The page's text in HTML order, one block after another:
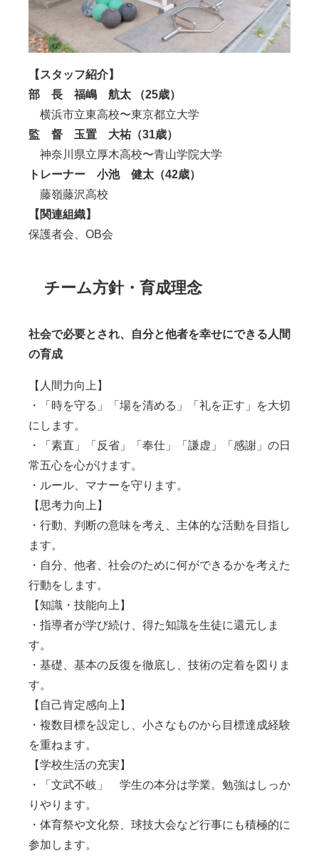
【スタッフ紹介】
部 長 福嶋 航太 （25歳）
横浜市立東高校〜東京都立大学
監 督 玉置 大祐（31歳）
神奈川県立厚木高校〜青山学院大学
トレーナー 小池 健太（42歳）
藤嶺藤沢高校
【関連組織】
保護者会、OB会
チーム方針・育成理念
社会で必要とされ、自分と他者を幸せにできる人間
の育成
【人間力向上】
・「時を守る」「場を清める」「礼を正す」を大切
にします。
・「素直」「反省」「奉仕」「謙虚」「感謝」の日
常五心を心がけます。
・ルール、マナーを守ります。
【思考力向上】
・行動、判断の意味を考え、主体的な活動を目指し
ます。
・自分、他者、社会のために何ができるかを考えた
行動をします。
【知識・技能向上】
・指導者が学び続け、得た知識を生徒に還元しま
す。
・基礎、基本の反復を徹底し、技術の定着を図りま
す。
【自己肯定感向上】
・複数目標を設定し、小さなものから目標達成経験
を重ねます。
【学校生活の充実】
・「文武不岐」 学生の本分は学業。勉強はしっか
りやります。
・体育祭や文化祭、球技大会など行事にも積極的に
参加します。